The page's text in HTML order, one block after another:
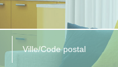
Ville/Code postal